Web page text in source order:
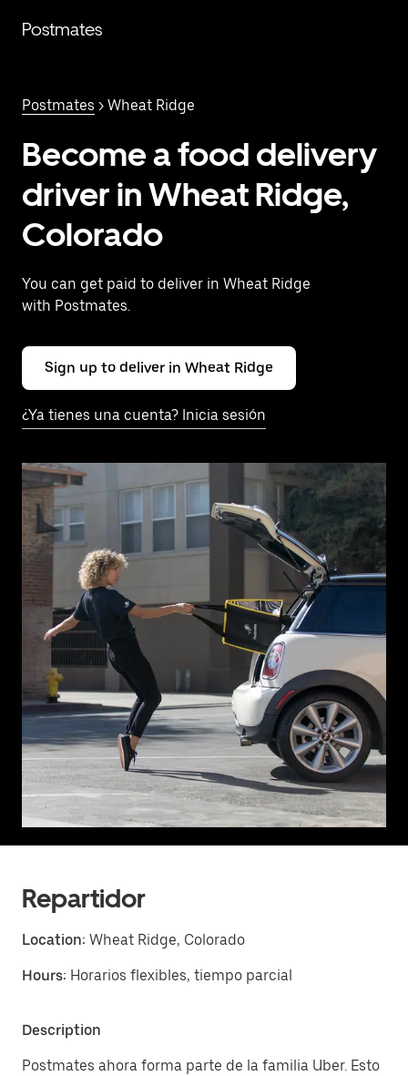
contenido
Postmates
Postmates > Wheat Ridge
Become a food delivery
driver in Wheat Ridge,
Colorado
You can get paid to deliver in Wheat Ridge
with Postmates.
Sign up to deliver in Wheat Ridge
¿Ya tienes una cuenta? Inicia sesión
Repartidor
Location: Wheat Ridge, Colorado
Hours: Horarios flexibles, tiempo parcial
Description
Postmates ahora forma parte de la familia Uber. Esto